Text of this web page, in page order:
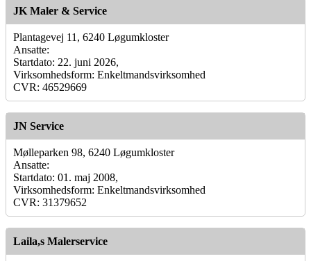
JK Maler & Service
Plantagevej 11, 6240 Løgumkloster
Ansatte:
Startdato: 22. juni 2026,
Virksomhedsform: Enkeltmandsvirksomhed
CVR: 46529669
JN Service
Mølleparken 98, 6240 Løgumkloster
Ansatte:
Startdato: 01. maj 2008,
Virksomhedsform: Enkeltmandsvirksomhed
CVR: 31379652
Laila,s Malerservice